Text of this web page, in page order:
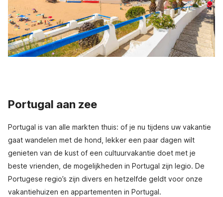
Portugal aan zee
Portugal is van alle markten thuis: of je nu tijdens uw vakantie
gaat wandelen met de hond, lekker een paar dagen wilt
genieten van de kust of een cultuurvakantie doet met je
beste vrienden, de mogelijkheden in Portugal zijn legio. De
Portugese regio’s zijn divers en hetzelfde geldt voor onze
vakantiehuizen en appartementen in Portugal.